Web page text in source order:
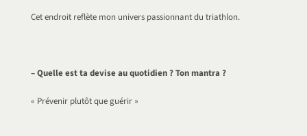
Cet endroit reflète mon univers passionnant du triathlon.
– Quelle est ta devise au quotidien ? Ton mantra ?
« Prévenir plutôt que guérir »